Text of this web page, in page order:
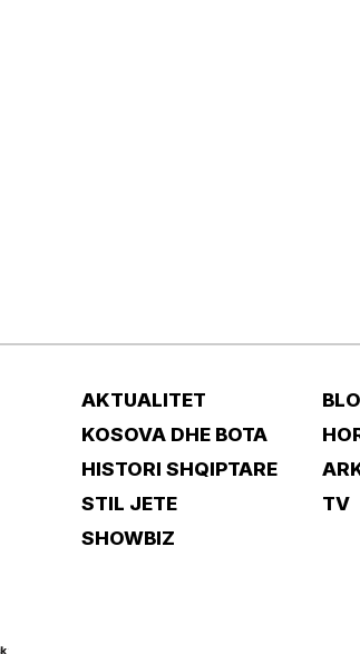
AKTUALITET
KOSOVA DHE BOTA
HISTORI SHQIPTARE
STIL JETE
SHOWBIZ
TV